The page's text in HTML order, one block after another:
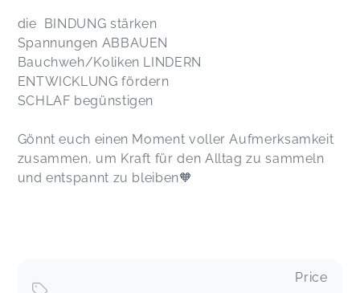
die BINDUNG stärken
Spannungen ABBAUEN
Bauchweh/Koliken LINDERN
ENTWICKLUNG fördern
SCHLAF begünstigen
Gönnt euch einen Moment voller Aufmerksamkeit
zusammen, um Kraft für den Alltag zu sammeln
und entspannt zu bleiben🧡
Price